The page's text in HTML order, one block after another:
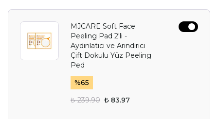
MJCARE Soft Face
Peeling Pad 2'li -
Aydınlatıcı ve Arındırıcı
Çift Dokulu Yüz Peeling
Ped
%65
₺ 239.90 ₺ 83.97